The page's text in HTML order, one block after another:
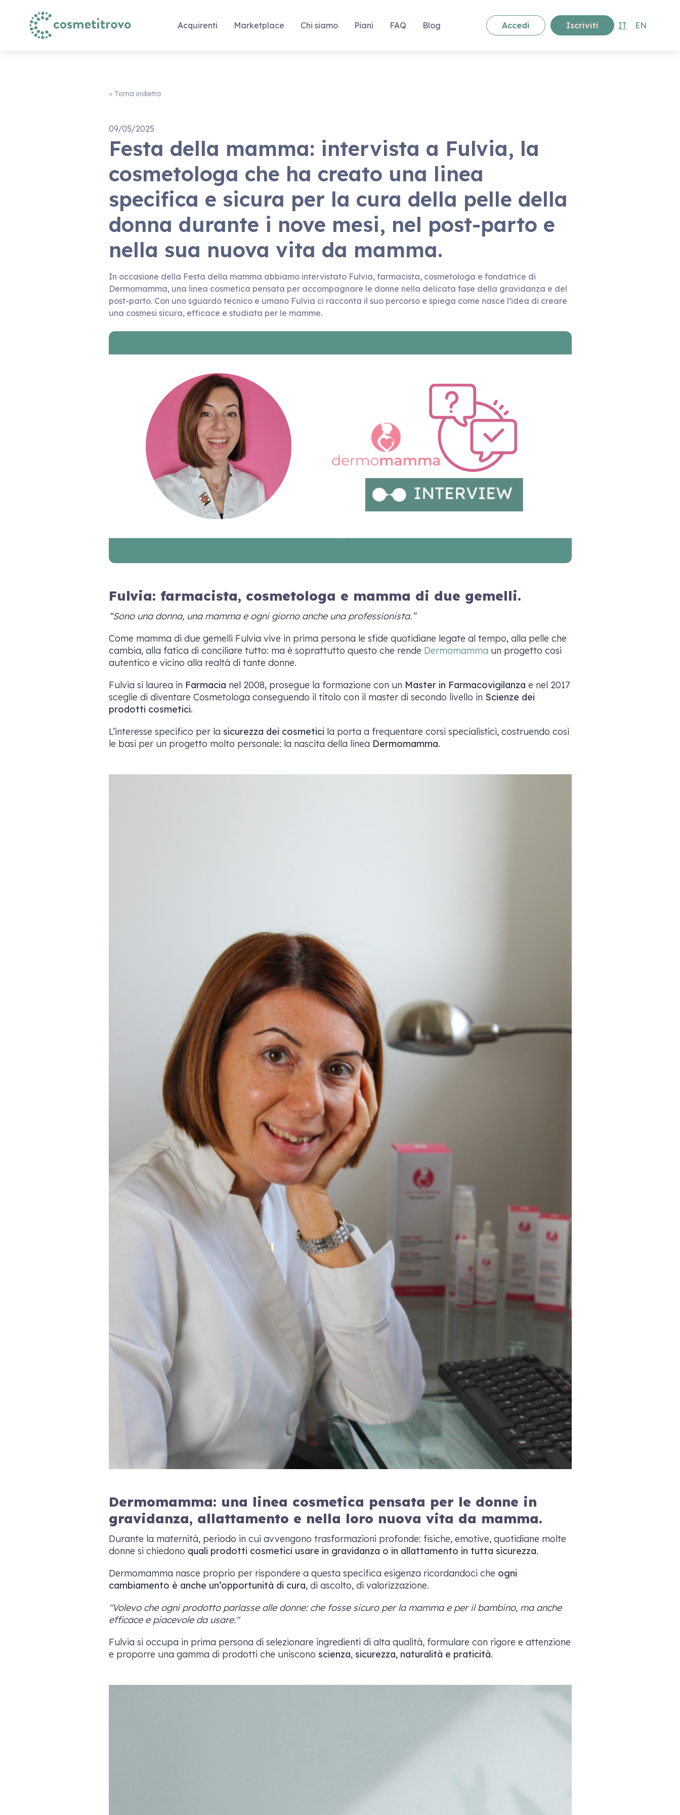
Accedi Iscriviti IT EN
Acquirenti Marketplace Chi siamo Piani FAQ Blog
< Torna indietro
09/05/2025
Festa della mamma: intervista a Fulvia, la
cosmetologa che ha creato una linea
specifica e sicura per la cura della pelle della
donna durante i nove mesi, nel post-parto e
nella sua nuova vita da mamma.
In occasione della Festa della mamma abbiamo intervistato Fulvia, farmacista, cosmetologa e fondatrice di
Dermomamma, una linea cosmetica pensata per accompagnare le donne nella delicata fase della gravidanza e del
post-parto. Con uno sguardo tecnico e umano Fulvia ci racconta il suo percorso e spiega come nasce l’idea di creare
una cosmesi sicura, efficace e studiata per le mamme.
Fulvia: farmacista, cosmetologa e mamma di due gemelli.
“Sono una donna, una mamma e ogni giorno anche una professionista.”
Come mamma di due gemelli Fulvia vive in prima persona le sfide quotidiane legate al tempo, alla pelle che
cambia, alla fatica di conciliare tutto: ma è soprattutto questo che rende Dermomamma un progetto così
autentico e vicino alla realtà di tante donne.
Fulvia si laurea in Farmacia nel 2008, prosegue la formazione con un Master in Farmacovigilanza e nel 2017
sceglie di diventare Cosmetologa conseguendo il titolo con il master di secondo livello in Scienze dei
prodotti cosmetici.
L’interesse specifico per la sicurezza dei cosmetici la porta a frequentare corsi specialistici, costruendo così
le basi per un progetto molto personale: la nascita della linea Dermomamma.
Dermomamma: una linea cosmetica pensata per le donne in
gravidanza, allattamento e nella loro nuova vita da mamma.
Durante la maternità, periodo in cui avvengono trasformazioni profonde: fisiche, emotive, quotidiane molte
donne si chiedono quali prodotti cosmetici usare in gravidanza o in allattamento in tutta sicurezza.
Dermomamma nasce proprio per rispondere a questa specifica esigenza ricordandoci che ogni
cambiamento è anche un’opportunità di cura, di ascolto, di valorizzazione.
"Volevo che ogni prodotto parlasse alle donne: che fosse sicuro per la mamma e per il bambino, ma anche
efficace e piacevole da usare."
Fulvia si occupa in prima persona di selezionare ingredienti di alta qualità, formulare con rigore e attenzione
e proporre una gamma di prodotti che uniscono scienza, sicurezza, naturalità e praticità.